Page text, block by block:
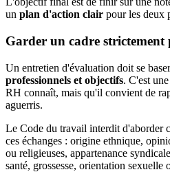
un plan d'action clair pour les deux
Garder un cadre strictement
Un entretien d'évaluation doit se
professionnels et objectifs. C'est
RH connaît, mais qu'il convient de
aguerris.
Le Code du travail interdit d'aborder
ces échanges : origine ethnique,
ou religieuses, appartenance
santé, grossesse, orientation sexuelle